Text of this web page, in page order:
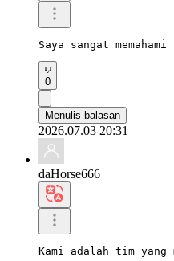
Saya sangat
0
Menulis balasan
2026.07.03 20:31
daHorse666
Kami adalah tim